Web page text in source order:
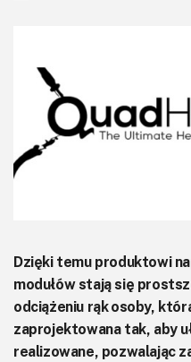
Archiwum
Dzięki temu produktowi
modułów stają się
odciążeniu rąk osoby,
zaprojektowana tak, aby
realizowane, pozwalając